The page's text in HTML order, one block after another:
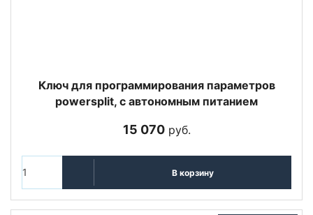
Ключ для программирования параметров
powersplit, с автономным питанием
15 070руб.
В корзину